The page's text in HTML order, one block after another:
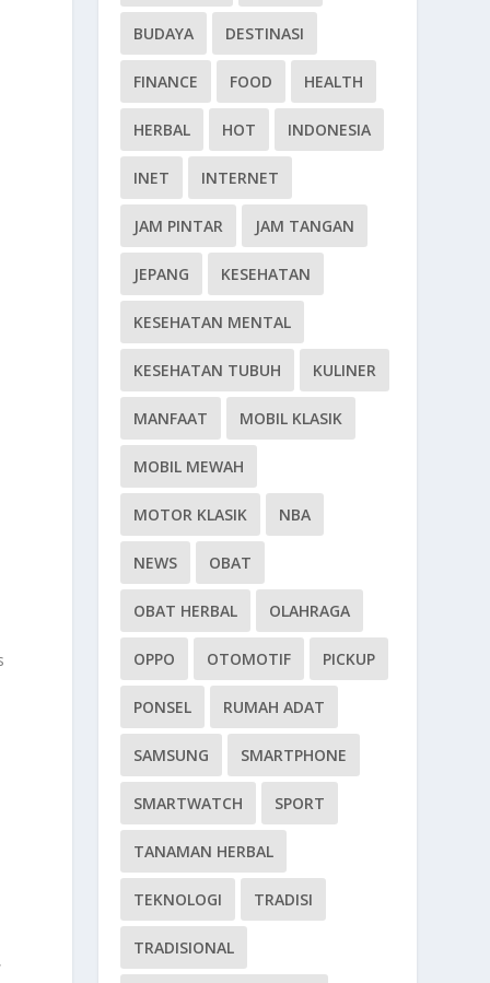
BUDAYA DESTINASI
FINANCE FOOD HEALTH
HERBAL HOT INDONESIA
INET INTERNET
JAM PINTAR JAM TANGAN
JEPANG KESEHATAN
KESEHATAN MENTAL
KESEHATAN TUBUH KULINER
MANFAAT MOBIL KLASIK
MOBIL MEWAH
MOTOR KLASIK NBA
NEWS OBAT
OBAT HERBAL OLAHRAGA
OPPO OTOMOTIF PICKUP
PONSEL RUMAH ADAT
SAMSUNG SMARTPHONE
SMARTWATCH SPORT
TANAMAN HERBAL
TEKNOLOGI TRADISI
TRADISIONAL